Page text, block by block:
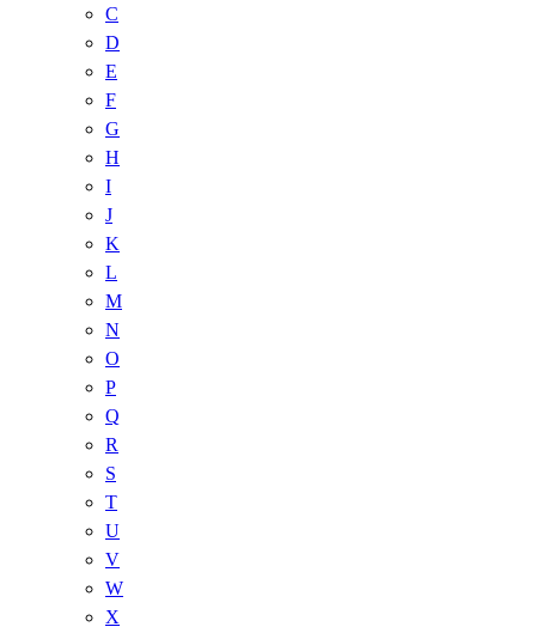
C
D
E
F
G
H
I
J
K
L
M
N
O
P
Q
R
S
T
U
V
W
X